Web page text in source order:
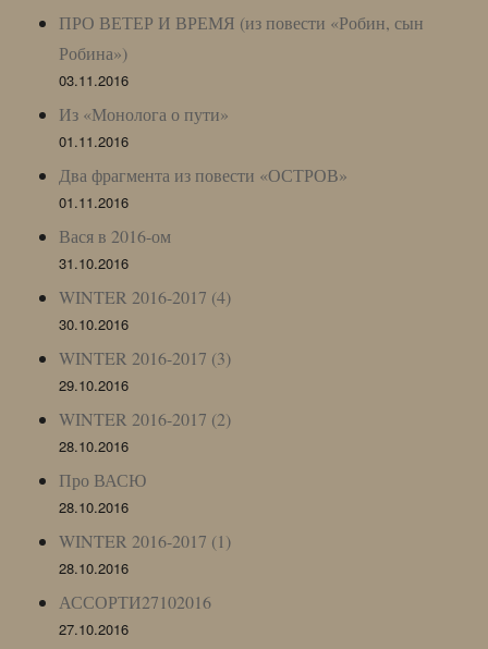
ПРО ВЕТЕР И ВРЕМЯ (из повести «Робин, сын
Робина»)
03.11.2016
Из «Монолога о пути»
01.11.2016
Два фрагмента из повести «ОСТРОВ»
01.11.2016
Вася в 2016-ом
31.10.2016
WINTER 2016-2017 (4)
30.10.2016
WINTER 2016-2017 (3)
29.10.2016
WINTER 2016-2017 (2)
28.10.2016
Про ВАСЮ
28.10.2016
WINTER 2016-2017 (1)
28.10.2016
АССОРТИ27102016
27.10.2016